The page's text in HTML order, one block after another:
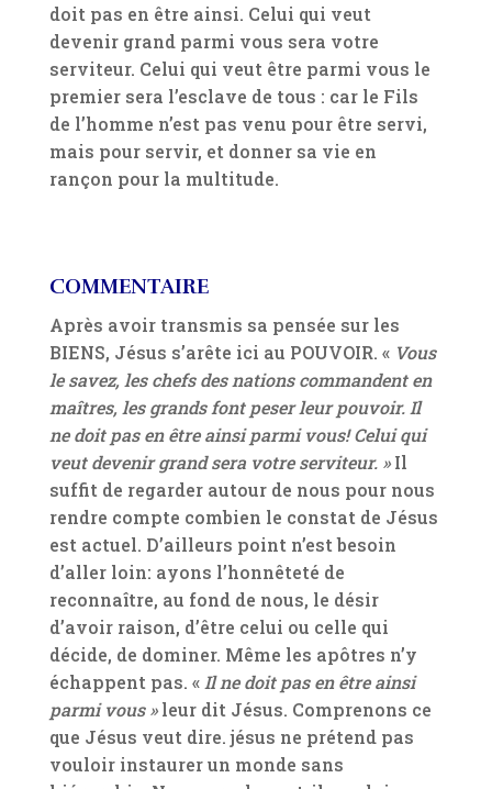
doit pas en être ainsi. Celui qui veut
devenir grand parmi vous sera votre
serviteur. Celui qui veut être parmi vous le
premier sera l’esclave de tous : car le Fils
de l’homme n’est pas venu pour être servi,
mais pour servir, et donner sa vie en
rançon pour la multitude.
COMMENTAIRE
Après avoir transmis sa pensée sur les
BIENS, Jésus s’arête ici au POUVOIR. « Vous
le savez, les chefs des nations commandent en
maîtres, les grands font peser leur pouvoir. Il
ne doit pas en être ainsi parmi vous! Celui qui
veut devenir grand sera votre serviteur. »Il
suffit de regarder autour de nous pour nous
rendre compte combien le constat de Jésus
est actuel. D’ailleurs point n’est besoin
d’aller loin: ayons l’honnêteté de
reconnaître, au fond de nous, le désir
d’avoir raison, d’être celui ou celle qui
décide, de dominer. Même les apôtres n’y
échappent pas. « Il ne doit pas en être ainsi
parmi vous »leur dit Jésus. Comprenons ce
que Jésus veut dire. jésus ne prétend pas
vouloir instaurer un monde sans